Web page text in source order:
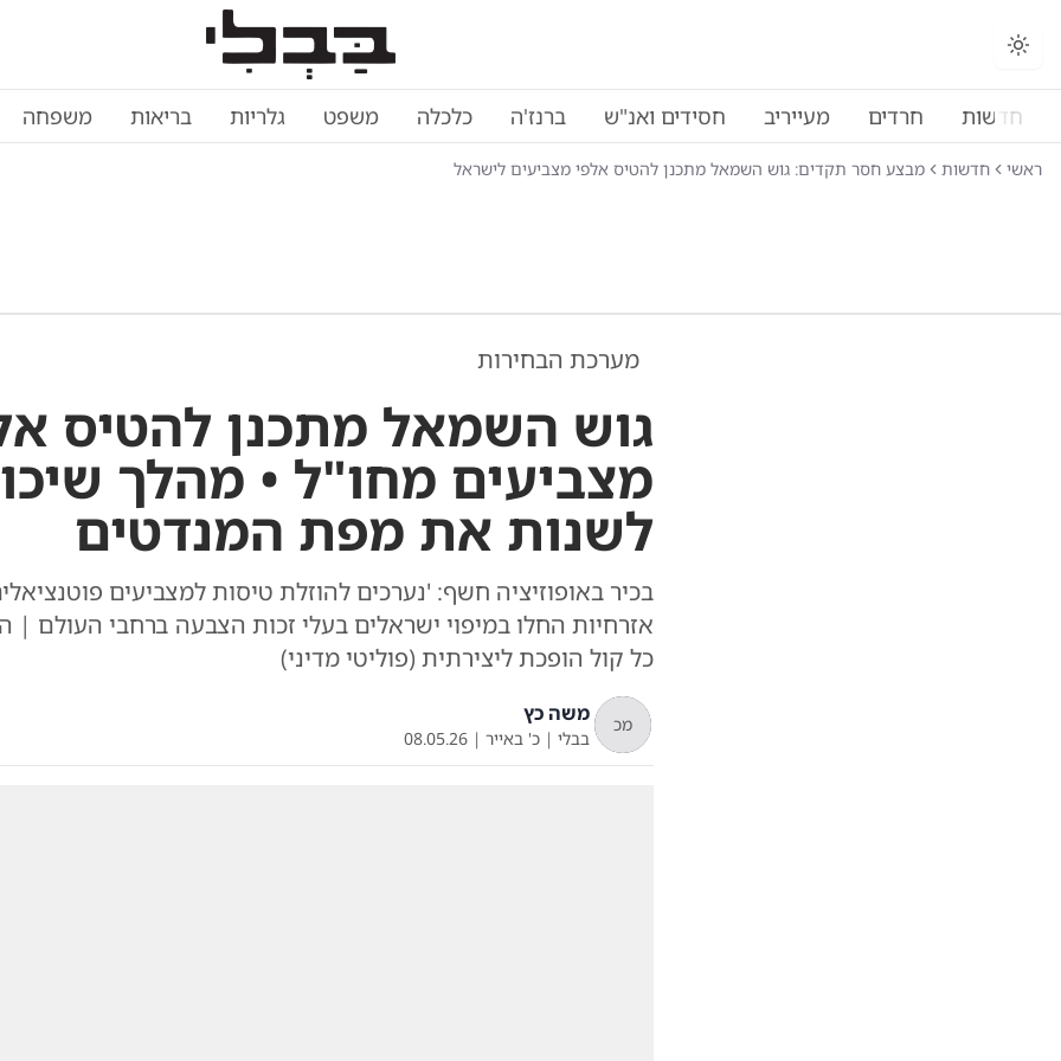
החלפת מצב תצוגה
חדשות חרדים מעייריב חסידים ואנ"ש ברנז'ה כלכלה משפט גלריות בריאות משפחה
ראשי חדשות מבצע חסר תקדים: גוש השמאל מתכנן להטיס אלפי מצביעים לישראל
מערכת הבחירות
גוש השמאל מתכנן להטיס
מצביעים מחו"ל • מהלך
לשנות את מפת המנדטים
בכיר באופוזיציה חשף: 'נערכים להוזלת טיסות למצביעים
אזרחיות החלו במיפוי ישראלים בעלי זכות הצבעה ברחבי העולם |
כל קול הופכת ליצירתית (פוליטי מדיני)
מכ משה כץ
בבלי| כ' באייר |
08.05.26